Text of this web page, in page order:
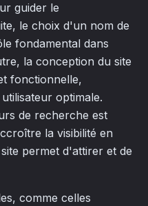
guider le
le choix d'un nom de
fondamental dans
la conception du site
fonctionnelle,
optimale.
de recherche est
la visibilité en
permet d'attirer et de
comme celles